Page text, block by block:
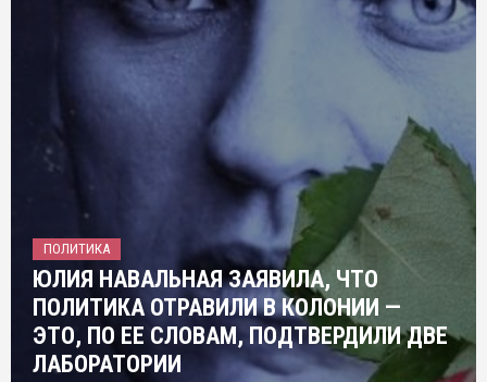
ПОЛИТИКА
ЮЛИЯ НАВАЛЬНАЯ ЗАЯВИЛА, ЧТО
ПОЛИТИКА ОТРАВИЛИ В КОЛОНИИ —
ЭТО, ПО ЕЕ СЛОВАМ, ПОДТВЕРДИЛИ ДВЕ
ЛАБОРАТОРИИ